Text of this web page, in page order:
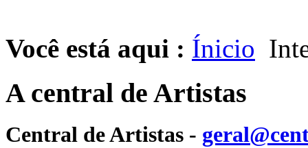
Você está aqui : Ínicio
A central de Artistas
Central de Artistas -